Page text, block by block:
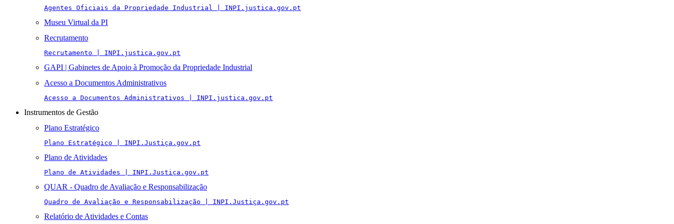
Agentes Oficiais da Propriedade Industrial | INPI.justica.gov.pt
Museu Virtual da PI
Recrutamento
Recrutamento | INPI.justica.gov.pt
GAPI | Gabinetes de Apoio à Promoção da Propriedade Industrial
Acesso a Documentos Administrativos
Acesso a Documentos Administrativos | INPI.justica.gov.pt
Instrumentos de Gestão
Plano Estratégico
Plano Estratégico | INPI.Justiça.gov.pt
Plano de Atividades
Plano de Atividades | INPI.Justiça.gov.pt
QUAR - Quadro de Avaliação e Responsabilização
Quadro de Avaliação e Responsabilização | INPI.Justiça.gov.pt
Relatório de Atividades e Contas